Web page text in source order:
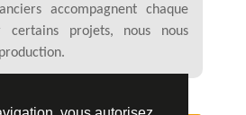
accompagnent chaque
projets, nous nous